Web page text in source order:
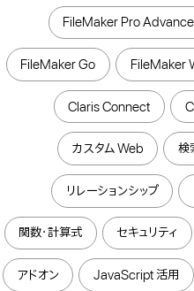
FileMaker Pro
FileMaker Go FileMaker
Claris Connect
カスタム Web 検
リレーションシップ
関数・計算式 セキュリティ
アドオン JavaScript 活用